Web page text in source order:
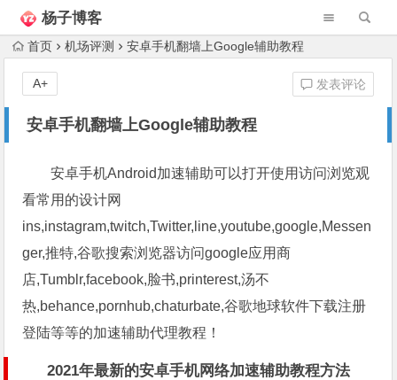
杨子博客
首页 机场评测 安卓手机翻墙上Google辅助教程
安卓手机翻墙上Google辅助教程
发表评论
A+
安卓手机Android加速辅助可以打开使用访问浏览观
看常用的设计网
ins,instagram,twitch,Twitter,line,youtube,google,Messen
ger,推特,谷歌搜索浏览器访问google应用商
店,Tumblr,facebook,脸书,printerest,汤不
热,behance,pornhub,chaturbate,谷歌地球软件下载注册
登陆等等的加速辅助代理教程！
2021年最新的安卓手机网络加速辅助教程方法